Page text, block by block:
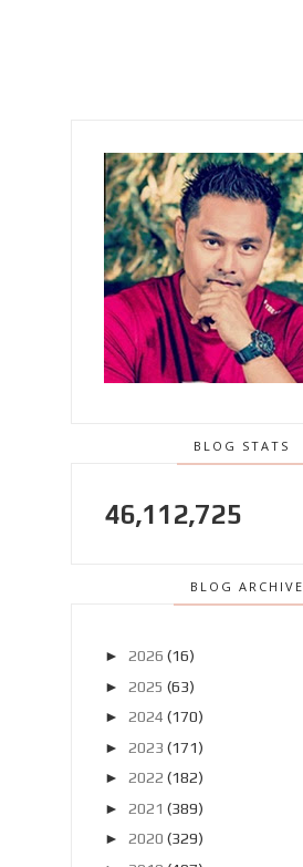
BLOG STATS
46,112,725
BLOG ARCHIVE
► 2026 (16)
► 2025 (63)
► 2024 (170)
► 2023 (171)
► 2022 (182)
► 2021 (389)
► 2020 (329)